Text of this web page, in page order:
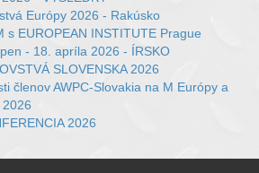
Európy 2026 - Rakúsko
s EUROPEAN INSTITUTE Prague
- 18. apríla 2026 - ÍRSKO
SLOVENSKA 2026
členov AWPC-Slovakia na M Európy a
2026